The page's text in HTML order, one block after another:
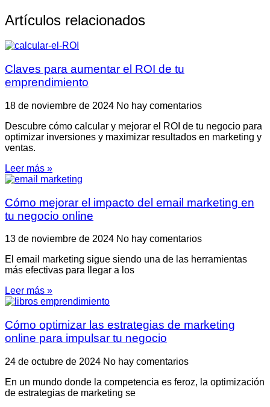
Artículos relacionados
Claves para aumentar el ROI de tu
emprendimiento
18 de noviembre de 2024 No hay comentarios
Descubre cómo calcular y mejorar el ROI de tu negocio para
optimizar inversiones y maximizar resultados en marketing y
ventas.
Leer más »
Cómo mejorar el impacto del email marketing en
tu negocio online
13 de noviembre de 2024 No hay comentarios
El email marketing sigue siendo una de las herramientas
más efectivas para llegar a los
Leer más »
Cómo optimizar las estrategias de marketing
online para impulsar tu negocio
24 de octubre de 2024 No hay comentarios
En un mundo donde la competencia es feroz, la optimización
de estrategias de marketing se